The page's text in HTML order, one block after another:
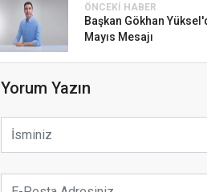
ÖNCEKI HABER
Başkan Gökhan
Mayıs Mesajı
Yorum Yazın